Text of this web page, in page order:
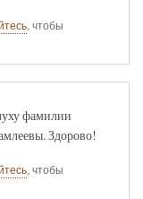
, чтобы
фамилии
Здорово!
, чтобы